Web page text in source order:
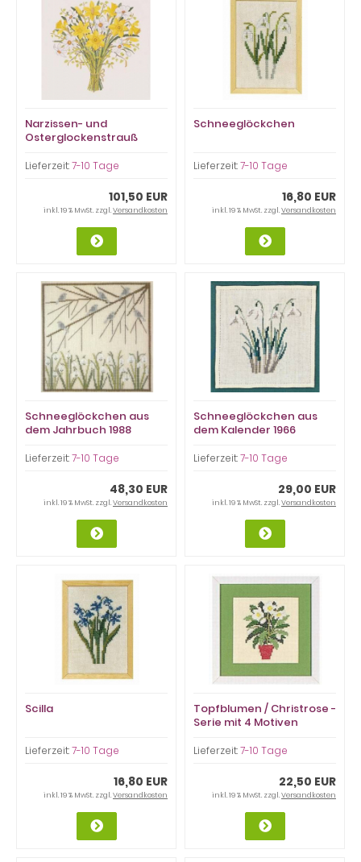
Narzissen- und
Osterglockenstrauß
Lieferzeit:7-10 Tage
101,50 EUR
inkl. 19 % MwSt. zzgl.Versandkosten
Schneeglöckchen
Lieferzeit:7-10 Tage
16,80 EUR
inkl. 19 % MwSt. zzgl.Versandkosten
Schneeglöckchen aus
dem Jahrbuch 1988
Lieferzeit:7-10 Tage
48,30 EUR
inkl. 19 % MwSt. zzgl.Versandkosten
Schneeglöckchen aus
dem Kalender 1966
Lieferzeit:7-10 Tage
29,00 EUR
inkl. 19 % MwSt. zzgl.Versandkosten
Scilla
Lieferzeit:7-10 Tage
16,80 EUR
inkl. 19 % MwSt. zzgl.Versandkosten
Topfblumen / Christrose -
Serie mit 4 Motiven
Lieferzeit:7-10 Tage
22,50 EUR
inkl. 19 % MwSt. zzgl.Versandkosten